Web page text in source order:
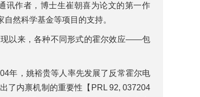
讯作者，博士生崔朝喜为论文的第一作
然科学基金等项目的支持。
现以来，各种不同形式的霍尔效应——包
年，姚裕贵等人率先发展了反常霍尔电
了内禀机制的重要性【PRL 92, 037204